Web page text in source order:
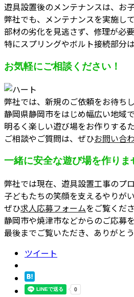
遊具設置後のメンテナンスは、お
弊社でも、メンテナンスを実施して
部材の劣化を見逃さず、修理が必
特にスプリングやボルト接続部分
お気軽にご相談ください！
弊社では、新規のご依頼をお待ちし
静岡県静岡市をはじめ幅広い地域
明るく楽しい遊び場をお作りする
ご相談やご質問は、ぜひお問い合
一緒に安全な遊び場を作りま
弊社では現在、遊具設置工事のプ
子どもたちの笑顔を支えるやりが
ぜひ求人応募フォームをご覧くださ
静岡市や焼津市などからのご応募
最後までご覧いただき、ありがと
ツイート